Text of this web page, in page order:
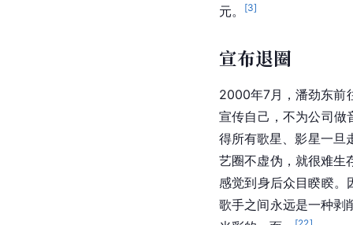
元。
[3]
宣布退圈
2000年7月，潘劲东前
宣传自己，不为公司做
得所有歌星、影星一旦
艺圈不虚伪，就很难生
感觉到身后众目睽睽。
歌手之间永远是一种剥